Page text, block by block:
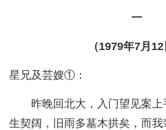
一
（1979年7月12
星兄及芸嫂①：
昨晚回北大，入门望见案
生契阔，旧雨多墓木拱矣，而